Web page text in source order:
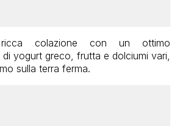
colazione con un ottimo
yogurt greco, frutta e dolciumi vari,
sulla terra ferma.